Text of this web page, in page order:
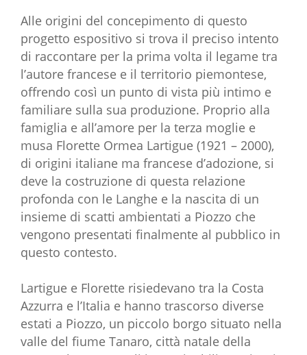
Alle origini del concepimento di questo
progetto espositivo si trova il preciso intento
di raccontare per la prima volta il legame tra
l’autore francese e il territorio piemontese,
offrendo così un punto di vista più intimo e
familiare sulla sua produzione. Proprio alla
famiglia e all’amore per la terza moglie e
musa Florette Ormea Lartigue (1921 – 2000),
di origini italiane ma francese d’adozione, si
deve la costruzione di questa relazione
profonda con le Langhe e la nascita di un
insieme di scatti ambientati a Piozzo che
vengono presentati finalmente al pubblico in
questo contesto.
Lartigue e Florette risiedevano tra la Costa
Azzurra e l’Italia e hanno trascorso diverse
estati a Piozzo, un piccolo borgo situato nella
valle del fiume Tanaro, città natale della